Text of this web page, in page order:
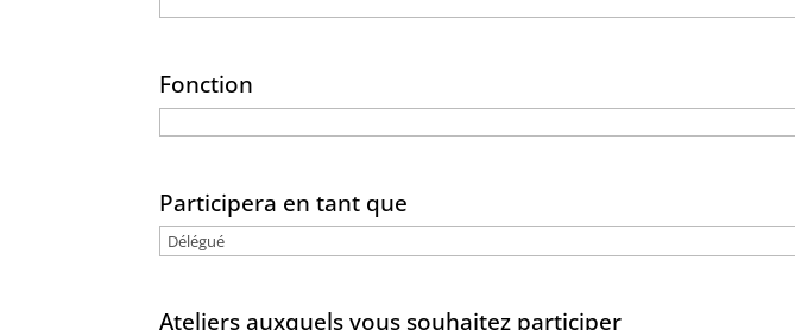
Fonction
Participera en tant que
Ateliers auxquels vous souhaitez participer